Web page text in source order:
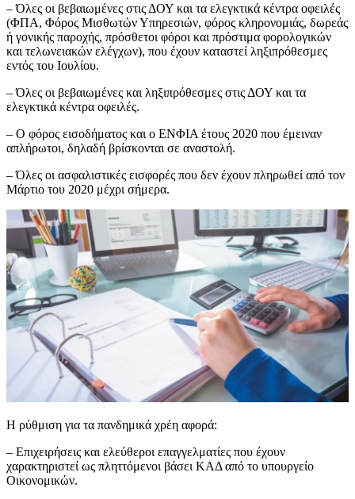
– Όλες οι βεβαιωμένες στις ΔΟΥ και τα ελεγκτικά κέντρα οφειλές
(ΦΠΑ, Φόρος Μισθωτών Υπηρεσιών, φόρος κληρονομιάς, δωρεάς
ή γονικής παροχής, πρόσθετοι φόροι και πρόστιμα φορολογικών
και τελωνειακών ελέγχων), που έχουν καταστεί ληξιπρόθεσμες
εντός του Ιουλίου.
– Όλες οι βεβαιωμένες και ληξιπρόθεσμες στις ΔΟΥ και τα
ελεγκτικά κέντρα οφειλές.
– Ο φόρος εισοδήματος και ο ΕΝΦΙΑ έτους 2020 που έμειναν
απλήρωτοι, δηλαδή βρίσκονται σε αναστολή.
– Όλες οι ασφαλιστικές εισφορές που δεν έχουν πληρωθεί από τον
Μάρτιο του 2020 μέχρι σήμερα.
Η ρύθμιση για τα πανδημικά χρέη αφορά:
– Επιχειρήσεις και ελεύθεροι επαγγελματίες που έχουν
χαρακτηριστεί ως πληττόμενοι βάσει ΚΑΔ από το υπουργείο
Οικονομικών.